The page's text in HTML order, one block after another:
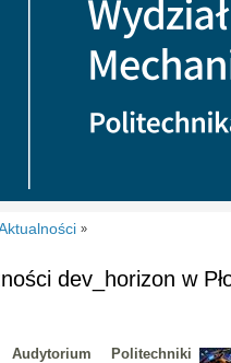
»
dev_horizon w
Politechniki